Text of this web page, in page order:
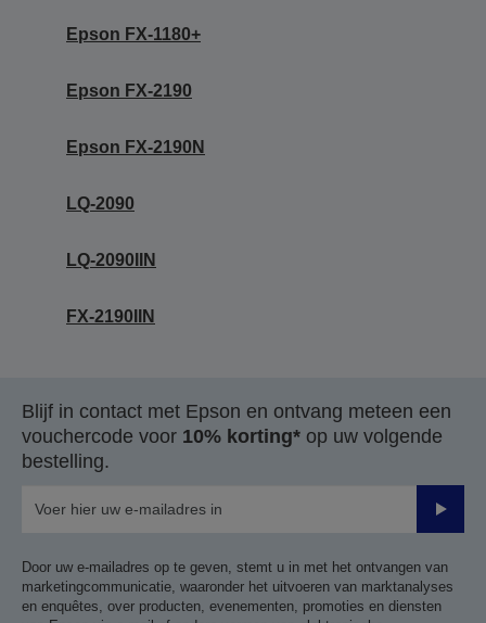
Epson FX-1180+
Epson FX-2190
Epson FX-2190N
LQ-2090
LQ-2090IIN
FX-2190IIN
Blijf in contact met Epson en ontvang meteen een
vouchercode voor 10% korting* op uw volgende
bestelling.
Door uw e-mailadres op te geven, stemt u in met het ontvangen van
marketingcommunicatie, waaronder het uitvoeren van marktanalyses
en enquêtes, over producten, evenementen, promoties en diensten